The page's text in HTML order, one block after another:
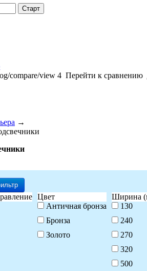
compare/view 4 Перейти к сравнению
→
Цвет
Античная бронза
Бронза
Золото
Ширина
130
240
270
320
500